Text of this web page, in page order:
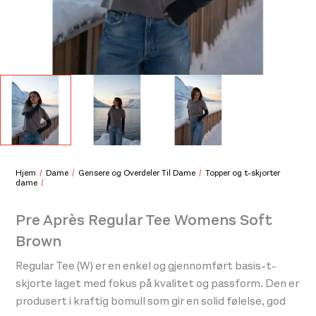
Pre Après Native Tee Beige/White
899,-
Hjem Dame Gensere og Overdeler Til Dame
Topper og t-skjorter
dame
Pre Après Regular Tee Womens Soft
Brown
Regular Tee (W) er en enkel og gjennomført basis-t-
skjorte laget med fokus på kvalitet og passform. Den er
produsert i kraftig bomull som gir en solid følelse, god